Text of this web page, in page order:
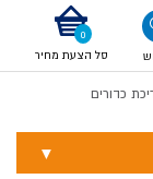
סל הצעת מחיר
כדורים